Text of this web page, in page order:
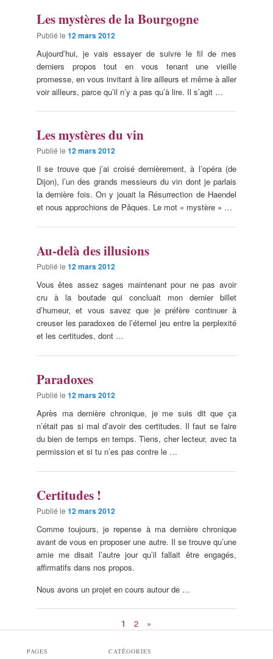
Les mystères de la Bourgogne
Publié le 12 mars 2012
Aujourd’hui, je vais essayer de suivre le fil de mes
derniers propos tout en vous tenant une vieille
promesse, en vous invitant à lire ailleurs et même à aller
voir ailleurs, parce qu’il n’y a pas qu’à lire. Il s’agit …
Les mystères du vin
Publié le 12 mars 2012
Il se trouve que j’ai croisé dernièrement, à l’opéra (de
Dijon), l’un des grands messieurs du vin dont je parlais
la dernière fois. On y jouait la Résurrection de Haendel
et nous approchions de Pâques. Le mot « mystère » …
Au-delà des illusions
Publié le 12 mars 2012
Vous êtes assez sages maintenant pour ne pas avoir
cru à la boutade qui concluait mon dernier billet
d’humeur, et vous savez que je préfère continuer à
creuser les paradoxes de l’éternel jeu entre la perplexité
et les certitudes, dont …
Paradoxes
Publié le 12 mars 2012
Après ma dernière chronique, je me suis dit que ça
n’était pas si mal d’avoir des certitudes. Il faut se faire
du bien de temps en temps. Tiens, cher lecteur, avec ta
permission et si tu n’es pas contre le …
Certitudes !
Publié le 12 mars 2012
Comme toujours, je repense à ma dernière chronique
avant de vous en proposer une autre. Il se trouve qu’une
amie me disait l’autre jour qu’il fallait être engagés,
affirmatifs dans nos propos.
Nous avons un projet en cours autour de …
1 2 »
PAGES CATÉGORIES